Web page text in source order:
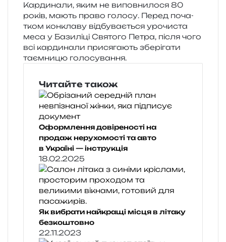
Кардинали, яким не випов­ни­ло­ся 80
років, мають право голо­су. Перед поча­
тком кон­кла­ву від­бу­ва­є­ться уро­чи­ста
меса у Базиліці Святого Петра, після чого
всі кар­ди­на­ли при­ся­га­ють збе­рі­га­ти
таєм­ни­цю голосування.
Читайте також
Оформлення довіреності на
продаж нерухомості та авто
в Україні — інструкція
18.02.2025
Як вибрати найкращі місця в літаку
безкоштовно
22.11.2023